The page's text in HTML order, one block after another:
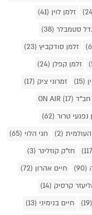
זלמן לוין (41)
סטמבלר (38)
זלמן סודקביץ (23)
זלמן קפלן (24)
זמרוני ציק (17)
חב"ד ON AIR (17)
טרור (62)
(2)
חגי הלוי (65)
חז"ק קוזלינר (3)
חיים אהרון (72)
קרסיק (14)
חיים בנימיני (13)